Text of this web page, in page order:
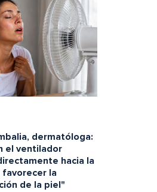
dermatóloga:
el ventilador
hacia la
favorecer la
de la piel"